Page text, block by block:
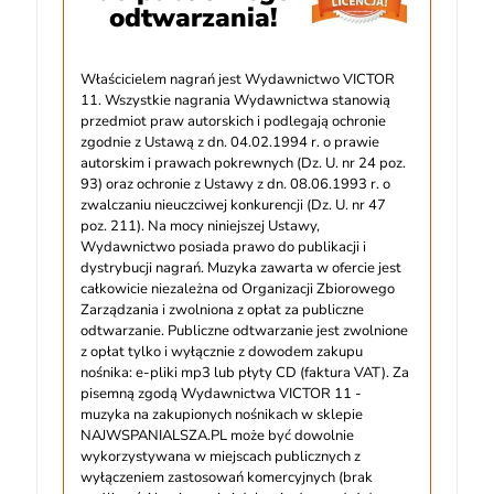
odtwarzania!
Właścicielem nagrań jest Wydawnictwo VICTOR
11. Wszystkie nagrania Wydawnictwa stanowią
przedmiot praw autorskich i podlegają ochronie
zgodnie z Ustawą z dn. 04.02.1994 r. o prawie
autorskim i prawach pokrewnych (Dz. U. nr 24 poz.
93) oraz ochronie z Ustawy z dn. 08.06.1993 r. o
zwalczaniu nieuczciwej konkurencji (Dz. U. nr 47
poz. 211). Na mocy niniejszej Ustawy,
Wydawnictwo posiada prawo do publikacji i
dystrybucji nagrań. Muzyka zawarta w ofercie jest
całkowicie niezależna od Organizacji Zbiorowego
Zarządzania i zwolniona z opłat za publiczne
odtwarzanie. Publiczne odtwarzanie jest zwolnione
z opłat tylko i wyłącznie z dowodem zakupu
nośnika: e-pliki mp3 lub płyty CD (faktura VAT). Za
pisemną zgodą Wydawnictwa VICTOR 11 -
muzyka na zakupionych nośnikach w sklepie
NAJWSPANIALSZA.PL może być dowolnie
wykorzystywana w miejscach publicznych z
wyłączeniem zastosowań komercyjnych (brak